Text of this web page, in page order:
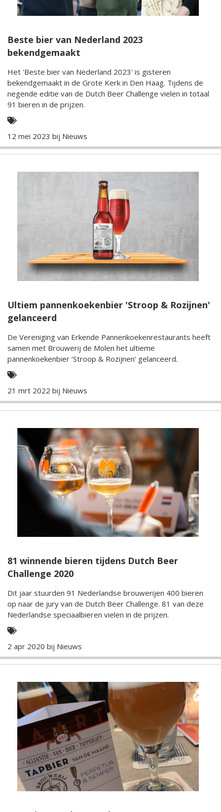
Beste bier van Nederland 2023
bekendgemaakt
Het 'Beste bier van Nederland 2023' is gisteren
bekendgemaakt in de Grote Kerk in Den Haag. Tijdens de
negende editie van de Dutch Beer Challenge vielen in totaal
91 bieren in de prijzen.
12 mei 2023 bij Nieuws
Ultiem pannenkoekenbier 'Stroop & Rozijnen'
gelanceerd
De Vereniging van Erkende Pannenkoekenrestaurants heeft
samen met Brouwerij de Molen het ultieme
pannenkoekenbier ‘Stroop & Rozijnen’ gelanceerd.
21 mrt 2022 bij Nieuws
81 winnende bieren tijdens Dutch Beer
Challenge 2020
Dit jaar stuurden 91 Nederlandse brouwerijen 400 bieren
op naar de jury van de Dutch Beer Challenge. 81 van deze
Nederlandse speciaalbieren vielen in de prijzen.
2 apr 2020 bij Nieuws